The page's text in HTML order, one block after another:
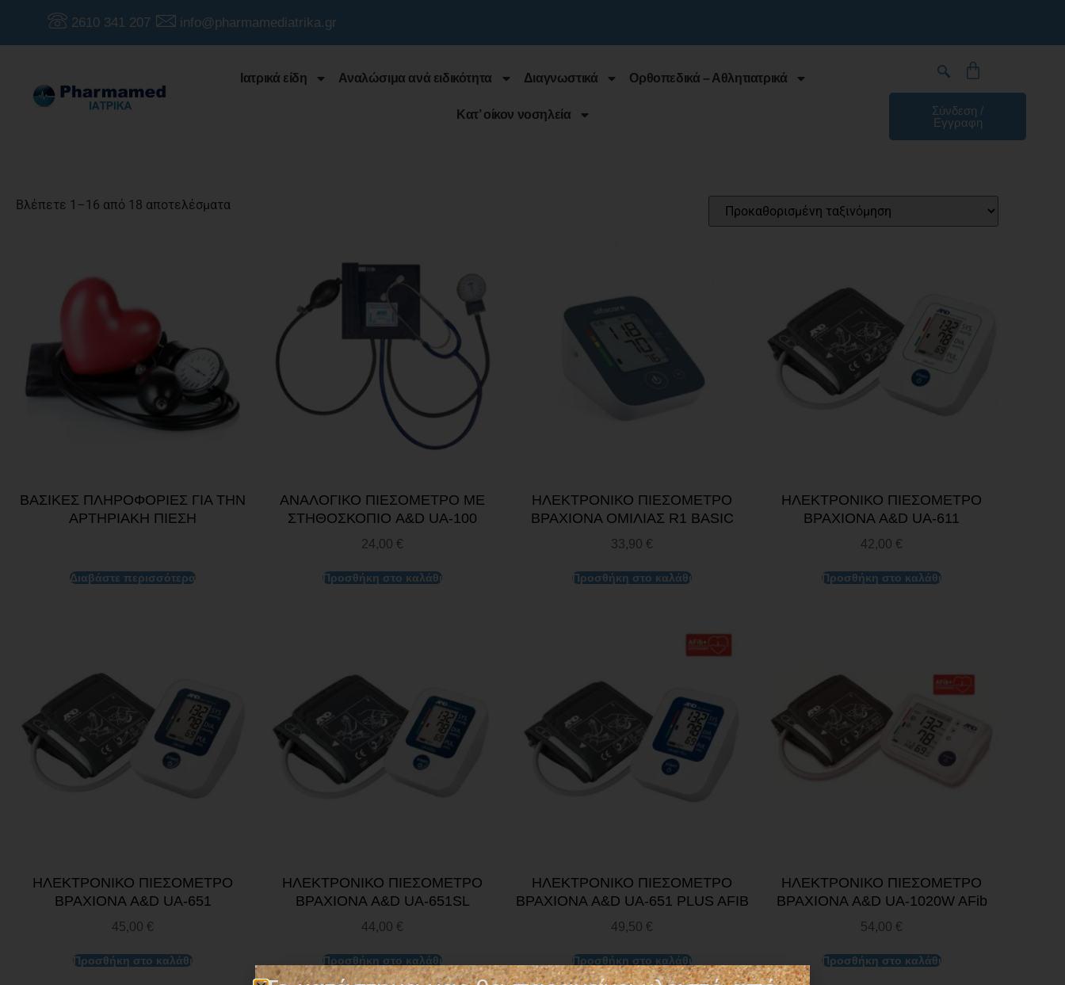
2610 341 207 info@pharmamediatrika.gr
Ιατρικά είδη Αναλώσιμα ανά ειδικότητα Διαγνωστικά Ορθοπεδικά – Αθλητιατρικά
Κατ’ οίκον νοσηλεία
Σύνδεση /
Εγγραφη
Βλέπετε 1–16 από 18 αποτελέσματα
ΒΑΣΙΚΕΣ ΠΛΗΡΟΦΟΡΙΕΣ ΓΙΑ ΤΗΝ
ΑΡΤΗΡΙΑΚΗ ΠΙΕΣΗ
Διαβάστε περισσότερα
ΑΝΑΛΟΓΙΚΟ ΠΙΕΣΟΜΕΤΡΟ ΜΕ
ΣΤΗΘΟΣΚΟΠΙΟ A&D UA-100
24,00 €
Προσθήκη στο καλάθι
ΗΛΕΚΤΡΟΝΙΚΟ ΠΙΕΣΟΜΕΤΡΟ
ΒΡΑΧΙΟΝΑ ΟΜΙΛΙΑΣ R1 BASIC
33,90 €
Προσθήκη στο καλάθι
ΗΛΕΚΤΡΟΝΙΚΟ ΠΙΕΣΟΜΕΤΡΟ
ΒΡΑΧΙΟΝΑ A&D UA-611
42,00 €
Προσθήκη στο καλάθι
ΗΛΕΚΤΡΟΝΙΚΟ ΠΙΕΣΟΜΕΤΡΟ
ΒΡΑΧΙΟΝΑ A&D UA-651
45,00 €
Προσθήκη στο καλάθι
ΗΛΕΚΤΡΟΝΙΚΟ ΠΙΕΣΟΜΕΤΡΟ
ΒΡΑΧΙΟΝΑ A&D UA-651SL
44,00 €
Προσθήκη στο καλάθι
ΗΛΕΚΤΡΟΝΙΚΟ ΠΙΕΣΟΜΕΤΡΟ
ΒΡΑΧΙΟΝΑ A&D UA-651 PLUS AFIB
49,50 €
Προσθήκη στο καλάθι
ΗΛΕΚΤΡΟΝΙΚΟ ΠΙΕΣΟΜΕΤΡΟ
ΒΡΑΧΙΟΝΑ A&D UA-1020W AFib
54,00 €
Προσθήκη στο καλάθι